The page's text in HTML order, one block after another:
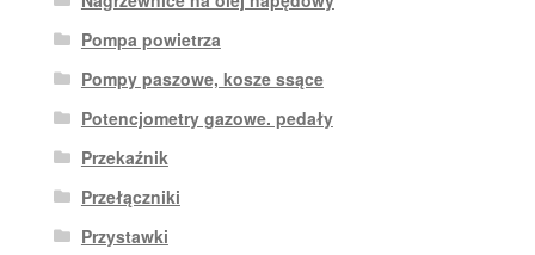
Pompa powietrza
Pompy paszowe, kosze ssące
Potencjometry gazowe. pedały
Przekaźnik
Przełączniki
Przystawki